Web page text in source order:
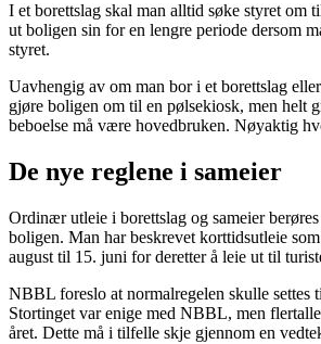
I et borettslag skal man alltid søke styret om
ut boligen sin for en lengre periode dersom
styret.
Uavhengig av om man bor i et borettslag
gjøre boligen om til en pølsekiosk, men helt
beboelse må være hovedbruken. Nøyaktig
De nye reglene i sameier
Ordinær utleie i borettslag og sameier
boligen. Man har beskrevet korttidsutleie
august til 15. juni for deretter å leie ut til
NBBL foreslo at normalregelen skulle settes
Stortinget var enige med NBBL, men
året. Dette må i tilfelle skje gjennom en